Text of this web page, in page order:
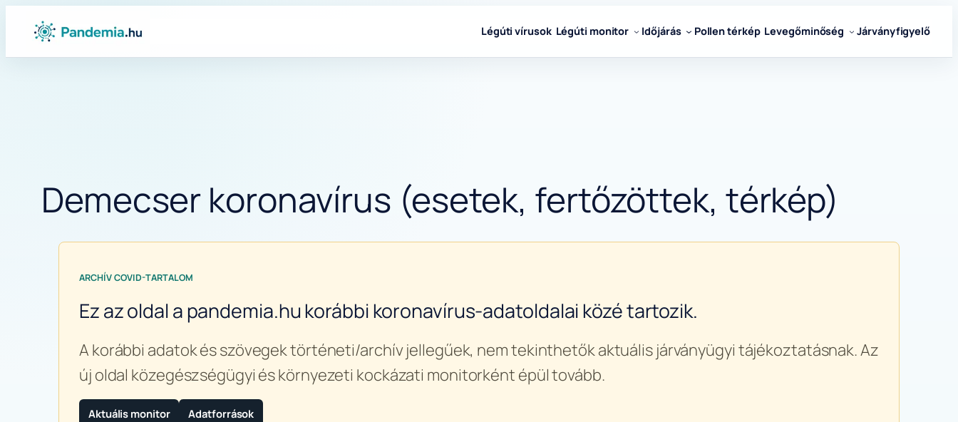
Ugrás
tartalomhoz
Légúti vírusok Légúti monitor Időjárás Pollen térkép Levegőminőség Járványfigyelő
Demecser koronavírus (esetek, fertőzöttek, térkép)
ARCHÍV COVID-TARTALOM
Ez az oldal a pandemia.hu korábbi koronavírus-adatoldalai közé tartozik.
A korábbi adatok és szövegek történeti/archív jellegűek, nem tekinthetők aktuális járványügyi tájékoztatásnak. Az
új oldal közegészségügyi és környezeti kockázati monitorként épül tovább.
Aktuális monitor Adatforrások